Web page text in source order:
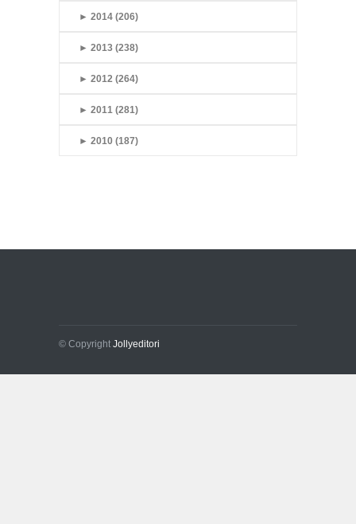
► 2014 (206)
► 2013 (238)
► 2012 (264)
► 2011 (281)
► 2010 (187)
© Copyright Jollyeditori